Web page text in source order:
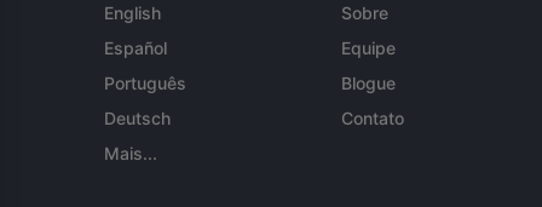
English
Español
Português
Deutsch
Mais...
Sobre
Equipe
Blogue
Contato